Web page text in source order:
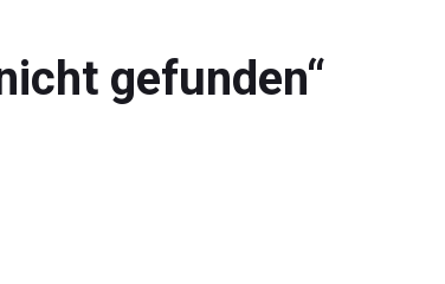
gefunden“